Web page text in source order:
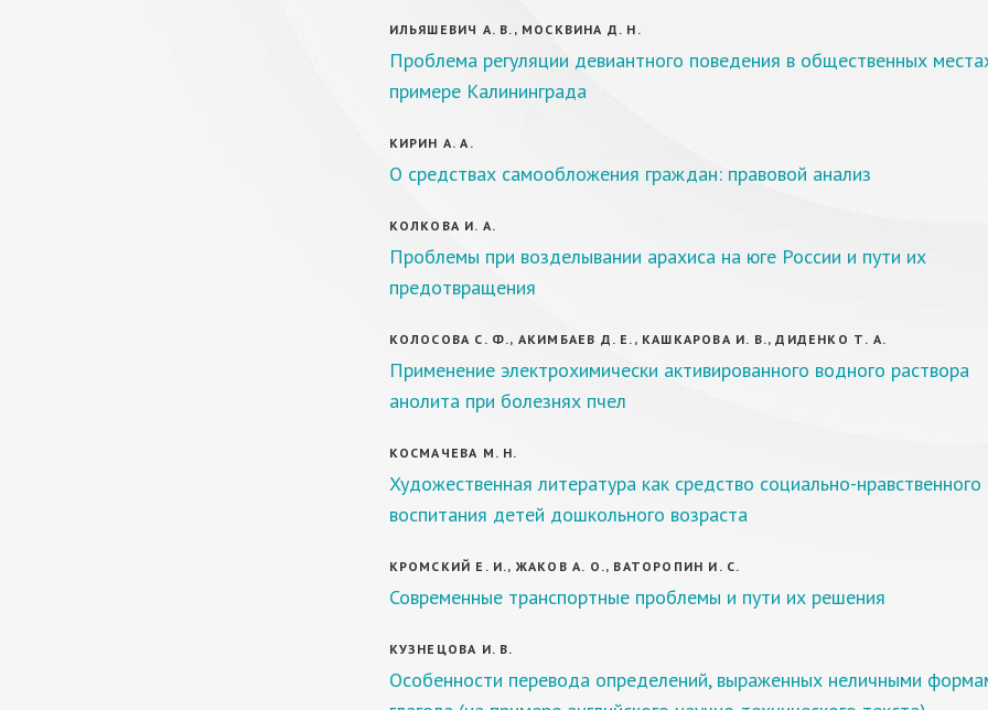
ИЛЬЯШЕВИЧ А. В., МОСКВИНА Д. Н.
Проблема регуляции девиантного поведения в общественных
примере Калининграда
КИРИН А. А.
О средствах самообложения граждан: правовой анализ
КОЛКОВА И. А.
Проблемы при возделывании арахиса на юге России и пути их
предотвращения
КОЛОСОВА С. Ф., АКИМБАЕВ Д. Е., КАШКАРОВА И. В., ДИДЕНКО Т. А.
Применение электрохимически активированного водного раствора
анолита при болезнях пчел
КОСМАЧЕВА М. Н.
Художественная литература как средство социально-нравственного
воспитания детей дошкольного возраста
КРОМСКИЙ Е. И., ЖАКОВ А. О., ВАТОРОПИН И. С.
Современные транспортные проблемы и пути их решения
КУЗНЕЦОВА И. В.
Особенности перевода определений, выраженных неличными